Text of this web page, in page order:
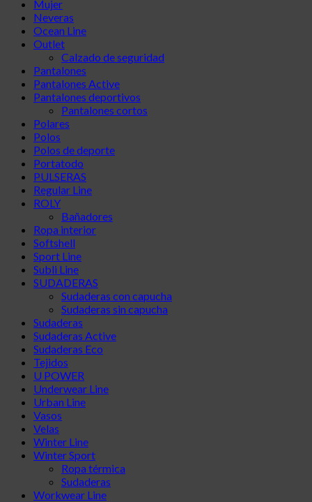
Mujer
Neveras
Ocean Line
Outlet
Calzado de seguridad
Pantalones
Pantalones Active
Pantalones deportivos
Pantalones cortos
Polares
Polos
Polos de deporte
Portatodo
PULSERAS
Regular Line
ROLY
Bañadores
Ropa interior
Softshell
Sport Line
Subli Line
SUDADERAS
Sudaderas con capucha
Sudaderas sin capucha
Sudaderas
Sudaderas Active
Sudaderas Eco
Tejidos
U POWER
Underwear Line
Urban Line
Vasos
Velas
Winter Line
Winter Sport
Ropa térmica
Sudaderas
Workwear Line